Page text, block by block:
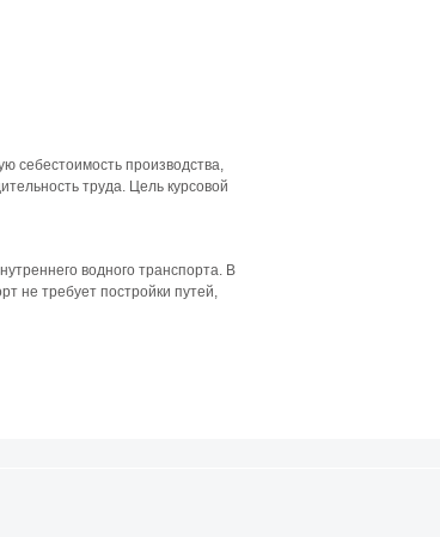
себестоимость производства,
труда. Цель курсовой
водного транспорта. В
не требует постройки путей,